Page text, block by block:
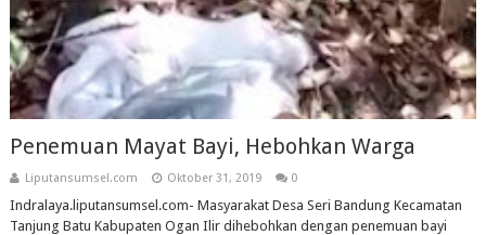
Penemuan Mayat Bayi, Hebohkan Warga
Liputansumsel.com Oktober 31, 2019 0
Indralaya.liputansumsel.com- Masyarakat Desa Seri Bandung Kecamatan
Tanjung Batu Kabupaten Ogan Ilir dihebohkan dengan penemuan bayi